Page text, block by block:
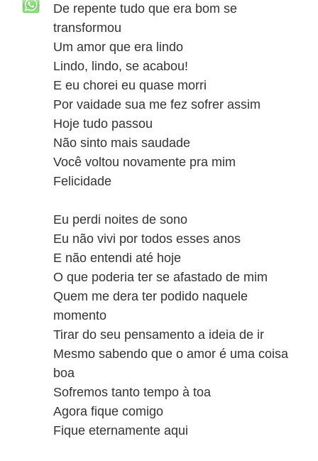
De repente tudo que era bom se
transformou
Um amor que era lindo
Lindo, lindo, se acabou!
E eu chorei eu quase morri
Por vaidade sua me fez sofrer assim
Hoje tudo passou
Não sinto mais saudade
Você voltou novamente pra mim
Felicidade
Eu perdi noites de sono
Eu não vivi por todos esses anos
E não entendi até hoje
O que poderia ter se afastado de mim
Quem me dera ter podido naquele
momento
Tirar do seu pensamento a ideia de ir
Mesmo sabendo que o amor é uma coisa
boa
Sofremos tanto tempo à toa
Agora fique comigo
Fique eternamente aqui